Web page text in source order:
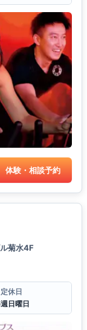
体験・相談予約
菊水4F
定休日
日曜日